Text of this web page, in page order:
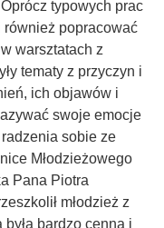
typowych prac
popracować
warsztatach z
tematy z przyczyn i
ich objawów i
swoje emocje
sobie ze
Młodzieżowego
Pana Piotra
młodzież z
bardzo cenna i